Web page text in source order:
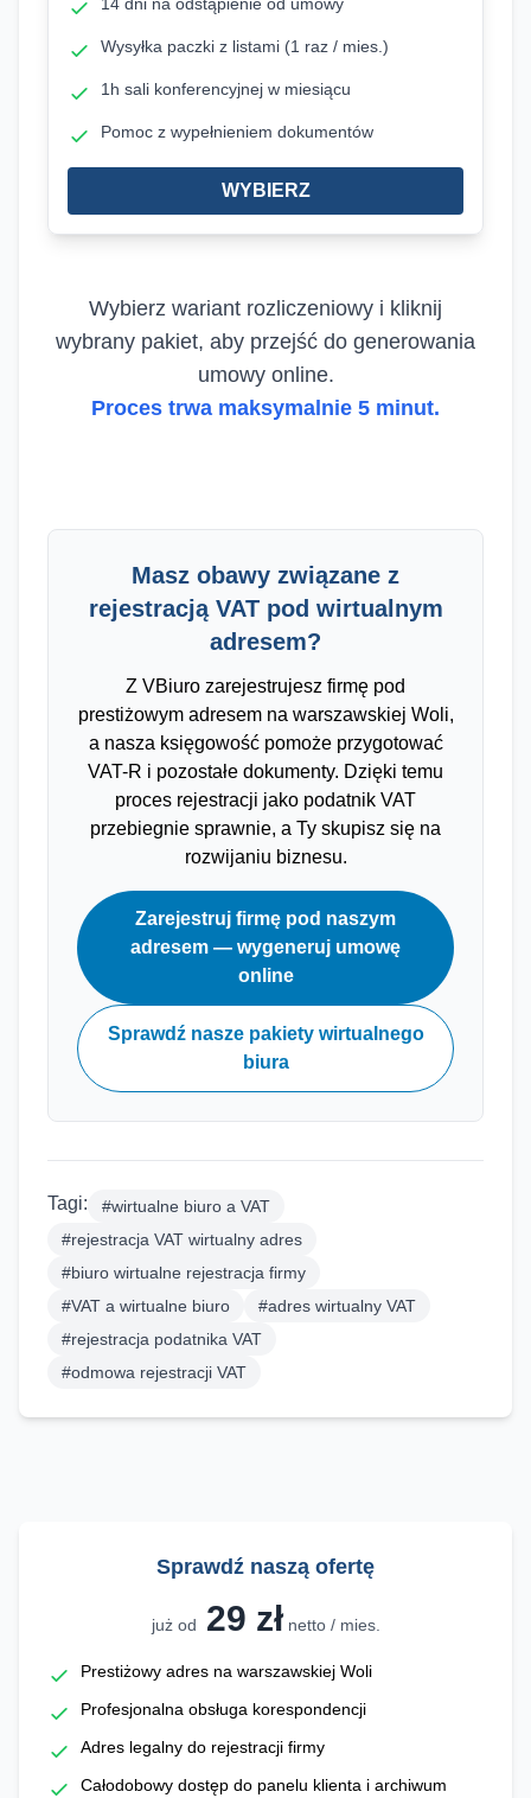
Wysyłka paczki z listami (1 raz / mies.)
1h sali konferencyjnej w miesiącu
Pomoc z wypełnieniem dokumentów
WYBIERZ
Wybierz wariant rozliczeniowy i kliknij
wybrany pakiet, aby przejść do generowania
umowy online.
Proces trwa maksymalnie 5 minut.
Masz obawy związane z
rejestracją VAT pod wirtualnym
adresem?
Z VBiuro zarejestrujesz firmę pod
prestiżowym adresem na warszawskiej Woli,
a nasza księgowość pomoże przygotować
VAT-R i pozostałe dokumenty. Dzięki temu
proces rejestracji jako podatnik VAT
przebiegnie sprawnie, a Ty skupisz się na
rozwijaniu biznesu.
Zarejestruj firmę pod naszym
adresem — wygeneruj umowę
online
Sprawdź nasze pakiety wirtualnego
biura
Tagi: #wirtualne biuro a VAT
#rejestracja VAT wirtualny adres
#biuro wirtualne rejestracja firmy
#VAT a wirtualne biuro #adres wirtualny VAT
#rejestracja podatnika VAT
#odmowa rejestracji VAT
Sprawdź naszą ofertę
już od 29 zł netto / mies.
Prestiżowy adres na warszawskiej Woli
Profesjonalna obsługa korespondencji
Adres legalny do rejestracji firmy
Całodobowy dostęp do panelu klienta i archiwum